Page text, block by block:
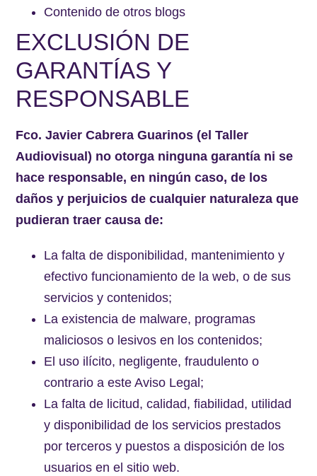
Contenido de otros blogs
EXCLUSIÓN DE
GARANTÍAS Y
RESPONSABLE
Fco. Javier Cabrera Guarinos (el Taller
Audiovisual) no otorga ninguna garantía ni se
hace responsable, en ningún caso, de los
daños y perjuicios de cualquier naturaleza que
pudieran traer causa de:
La falta de disponibilidad, mantenimiento y
efectivo funcionamiento de la web, o de sus
servicios y contenidos;
La existencia de malware, programas
maliciosos o lesivos en los contenidos;
El uso ilícito, negligente, fraudulento o
contrario a este Aviso Legal;
La falta de licitud, calidad, fiabilidad, utilidad
y disponibilidad de los servicios prestados
por terceros y puestos a disposición de los
usuarios en el sitio web.